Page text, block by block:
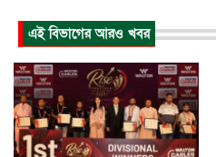
এই বিভাগের আরও খবর